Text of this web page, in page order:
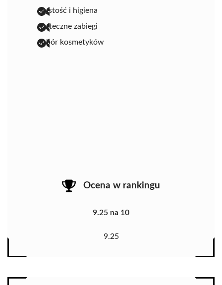
czystość i higiena
skuteczne zabiegi
dobór kosmetyków
Ocena w rankingu
9.25 na 10
9.25